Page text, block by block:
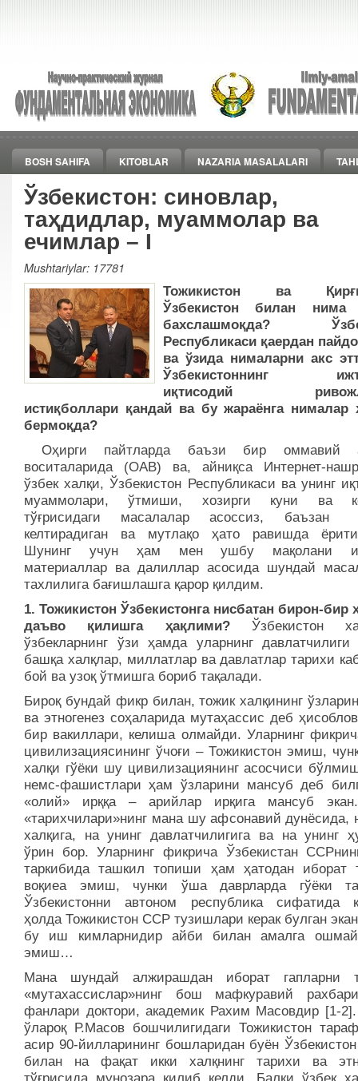
BOSH SAHIFA KITOBLAR NAZARIA MASALALARI
Ўзбекистон: синовлар,
таҳдидлар, муаммолар ва
ечимлар – I
Mushtariylar: 17781
Тожикистон ва
Ўзбекистон билан нима
бахслашмоқда?
Республикаси қаердан
ва ўзида нималарни акс
Ўзбекистоннинг
иқтисодий
истиқболлари қандай ва бу жараёнга нималар
бермоқда?
Оҳирги пайтларда баъзи бир оммавий
воситаларида (ОАВ) ва, айниқса Интернет-
ўзбек халқи, Ўзбекистон Республикаси ва унинг
муаммолари, ўтмиши, хозирги куни ва
тўғрисидаги масалалар асоссиз,
келтирадиган ва мутлақо ҳато равишда
Шунинг учун ҳам мен ушбу мақолани
материаллар ва далиллар асосида шундай
тахлилига бағишлашга қарор қилдим.
1. Тожикистон Ўзбекистонга нисбатан бирон-бир
даъво қилишга ҳақлими?Ўзбекистон
ўзбекларнинг ўзи ҳамда уларнинг давлатчилиги
башқа халқлар, миллатлар ва давлатлар тарихи
бой ва узоқ ўтмишга бориб тақалади.
Бироқ бундай фикр билан, тожик халқининг
ва этногенез соҳаларида мутаҳассис деб
бир вакиллари, келиша олмайди. Уларнинг
цивилизациясининг ўчоғи – Тожикистон эмиш,
халқи гўёки шу цивилизациянинг асосчиси
немс-фашистлари ҳам ўзларини мансуб деб
«олий» ирққа – арийлар ирқига мансуб
«тарихчилари»нинг мана шу афсонавий дунёсида,
халқига, на унинг давлатчилигига ва на унинг
ўрин бор. Уларнинг фикрича Ўзбекистан
таркибида ташкил топиши ҳам ҳатодан иборат
воқиеа эмиш, чунки ўша даврларда гўёки
Ўзбекистонни автоном республика сифатида
ҳолда Тожикистон ССР тузишлари керак булган
бу иш кимларнидир айби билан амалга ошмай
эмиш…
Мана шундай алжирашдан иборат гапларни
«мутахассислар»нинг бош мафкуравий
фанлари доктори, академик Рахим Масовдир [1-
ўлароқ Р.Масов бошчилигидаги Тожикистон
асир 90-йилларининг бошларидан буён
билан на фақат икки халқнинг тарихи ва